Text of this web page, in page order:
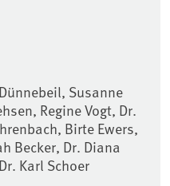
Susanne
Regine Vogt, Dr.
Birte Ewers,
Becker, Dr. Diana
Karl Schoer